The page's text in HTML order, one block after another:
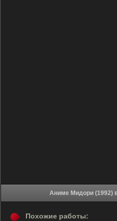
Похожие работы: